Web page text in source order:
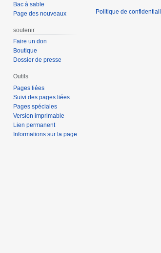
Bac à sable
Page des nouveaux
soutenir
Faire un don
Boutique
Dossier de presse
Outils
Pages liées
Suivi des pages liées
Pages spéciales
Version imprimable
Lien permanent
Informations sur la page
Politique de